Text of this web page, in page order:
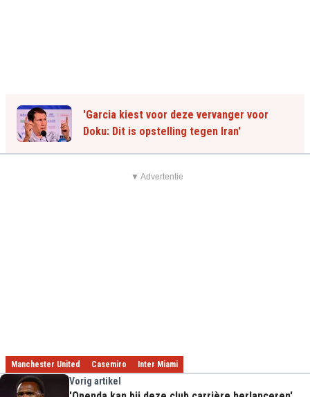
'Garcia kiest voor deze vervanger voor
Doku: Dit is opstelling tegen Iran'
▼ Advertentie
Manchester United Casemiro Inter Miami
Vorig artikel